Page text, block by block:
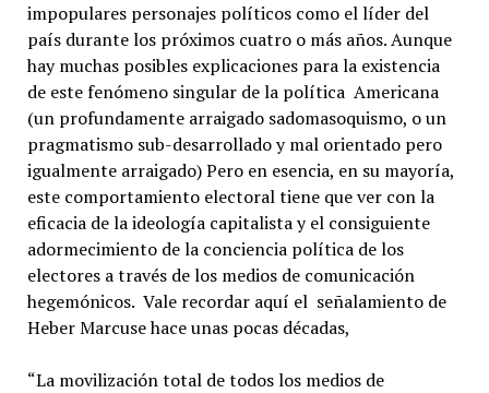
impopulares personajes políticos como el líder del
país durante los próximos cuatro o más años. Aunque
hay muchas posibles explicaciones para la existencia
de este fenómeno singular de la política Americana
(un profundamente arraigado sadomasoquismo, o un
pragmatismo sub-desarrollado y mal orientado pero
igualmente arraigado) Pero en esencia, en su mayoría,
este comportamiento electoral tiene que ver con la
eficacia de la ideología capitalista y el consiguiente
adormecimiento de la conciencia política de los
electores a través de los medios de comunicación
hegemónicos. Vale recordar aquí el señalamiento de
Heber Marcuse hace unas pocas décadas,
“La movilización total de todos los medios de